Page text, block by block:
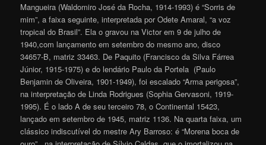
Mangueira (Waldomiro José da Rocha, 1914-1993) é “Sorris de
mim”, a faixa seguinte, interpretada por Odete Amaral, “a voz
tropical do Brasil”. Ela o gravou na Victor em 9 de julho de
1940,com lançamento em setembro do mesmo ano, disco
34657-B, matriz 33463. De Paquito (Francisco da Silva Fárrea
Júnior, 1915-1975) e do lendário Paulo da Portela (Paulo
Benjamin de Oliveira, 1901-1949), foi escalado “Arma perigosa”,
na interpretação de Linda Rodrigues (Sophia Gervasoni, 1919-
1995). É o lado A de seu terceiro 78, o Continental 15423,
lançado em setembro de 1945, matriz 1136. Na quarta faixa, um
clássico indiscutível do mestre Ary Barroso: é “Morena boca de